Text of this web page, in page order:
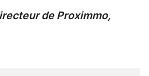
de Proximmo,